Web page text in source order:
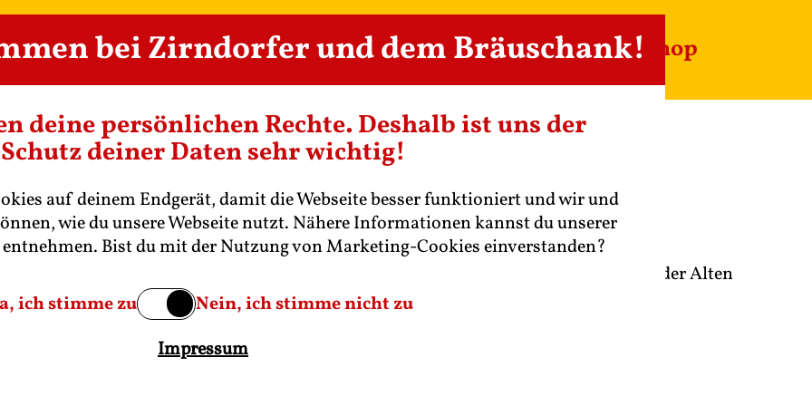
bei Zirndorfer und dem Bräuschank!
deine persönlichen Rechte. Deshalb ist uns der
Schutz deiner Daten sehr wichtig!
auf deinem Endgerät, damit die Webseite besser funktioniert und wir und
wie du unsere Webseite nutzt. Nähere Informationen kannst du unserer
Bist du mit der Nutzung von Marketing-Cookies einverstanden?
ich stimme zu
Nein, ich stimme nicht zu
Impressum
Unsere Biere Untermenü anzeigen
Unsere Tradition Landleben Shop
Unsere Tradition
Seit mehr als 300 Jahren
– rückt Zirndorf urplötzlich in den Mittelpunkt des Weltgeschehens. Zu Fuße der Alten
Gustav Adolf und des kaiserlichen Feldherrn Albrecht von Wallenstein
großen Schlacht völlig gebrandschatzt. Jahrzehnte soll es dauern, bis wieder
Johann Friedrich von Ansbach – und zwar mit der Errichtung des hochfürstlichen